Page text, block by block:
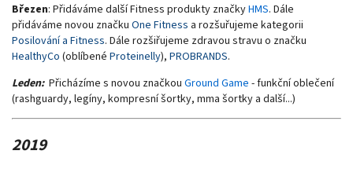
Březen: Přidáváme další Fitness produkty značkyHMS. Dále
přidáváme novou značku One Fitness a rozšuřujeme kategorii
Posilování a Fitness. Dále rozšiřujeme zdravou stravu o značku
HealthyCo (oblíbené Proteinelly), PROBRANDS.
Leden: Přicházíme s novou značkou Ground Game - funkční oblečení
(rashguardy, legíny, kompresní šortky, mma šortky a další...)
2019